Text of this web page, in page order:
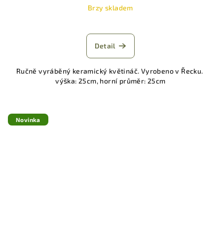
Brzy skladem
Detail
Ručně vyráběný keramický květináč. Vyrobeno v Řecku.
výška: 25cm, horní průměr: 25cm
Novinka